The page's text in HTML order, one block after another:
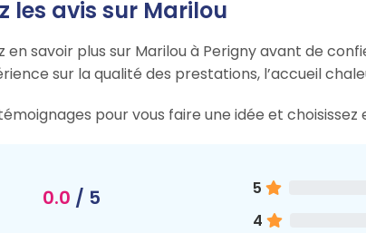
les avis sur Marilou
en savoir plus sur Marilou à Perigny avant de
sur la qualité des prestations, l’accueil
pour vous faire une idée et
0.0 / 5 5
4